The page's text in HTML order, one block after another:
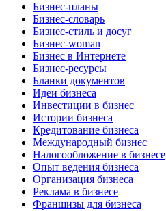
Бизнес-планы
Бизнес-словарь
Бизнес-стиль и досуг
Бизнес-woman
Бизнес в Интернете
Бизнес-ресурсы
Бланки документов
Идеи бизнеса
Инвестиции в бизнес
Истории бизнеса
Кредитование бизнеса
Международный бизнес
Налогообложение в бизнесе
Опыт ведения бизнеса
Организация бизнеса
Реклама в бизнесе
Франшизы для бизнеса